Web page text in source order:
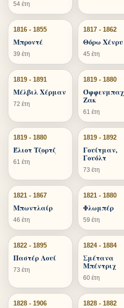
54 έτη
1816 - 1855
Μπροντέ
39 έτη
1817 - 1862
Θόρω Χένρυ
45 έτη
1819 - 1891
Μέλβιλ Χέρμαν
72 έτη
1819 - 1880
Όφφενμπαχ
Ζακ
61 έτη
1819 - 1880
Έλιοτ Τζορτζ
61 έτη
1819 - 1892
Γουίτμαν,
Γουόλτ
73 έτη
1821 - 1867
Μπωντλαίρ
46 έτη
1821 - 1880
Φλωμπέρ
59 έτη
1822 - 1895
Παστέρ Λουί
73 έτη
1824 - 1884
Σμέτανα
Μπέντριχ
60 έτη
1828 - 1906 1828 - 1882